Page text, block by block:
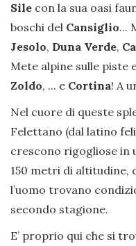
Sile con la sua oasi
boschi del Cansiglio...
Jesolo, Duna Verde,
Mete alpine sulle piste
Zoldo, ... e Cortina! A
Nel cuore di queste
Felettano (dal latino
crescono rigogliose in
150 metri di altitudine,
l’uomo trovano
secondo stagione.
E’ proprio qui che si